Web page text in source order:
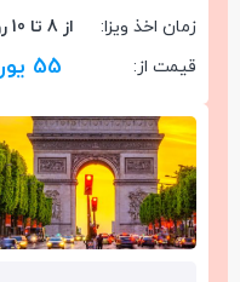
زمان اخذ ویزا:
از 8 تا 10 روز
قیمت از:
55 یورو